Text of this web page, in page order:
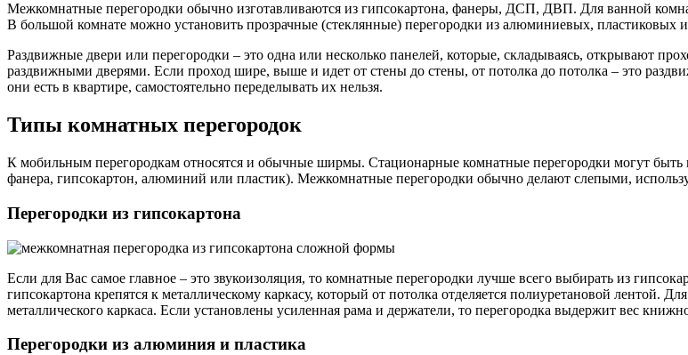
Межкомнатные перегородки обычно изготавливаются из гипсокартона, фанеры, ДСП, ДВП. Для ванной
В большой комнате можно установить прозрачные (стеклянные) перегородки из алюминиевых, пластиковых
Раздвижные двери или перегородки – это одна или несколько панелей, которые, складываясь, открывают
раздвижными дверями. Если проход шире, выше и идет от стены до стены, от потолка до потолка – это
они есть в квартире, самостоятельно переделывать их нельзя.
Типы комнатных перегородок
К мобильным перегородкам относятся и обычные ширмы. Стационарные комнатные перегородки могут быть
фанера, гипсокартон, алюминий или пластик). Межкомнатные перегородки обычно делают слепыми,
Перегородки из гипсокартона
Если для Вас самое главное – это звукоизоляция, то комнатные перегородки лучше всего выбирать из
гипсокартона крепятся к металлическому каркасу, который от потолка отделяется полиуретановой лентой.
металлического каркаса. Если установлены усиленная рама и держатели, то перегородка выдержит вес
Перегородки из алюминия и пластика